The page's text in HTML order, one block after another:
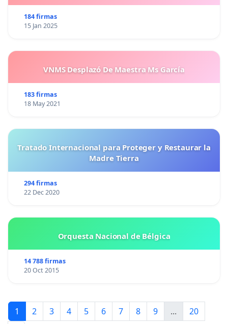
184 firmas
15 Jan 2025
VNMS Desplazó De Maestra Ms García
183 firmas
18 May 2021
Tratado Internacional para Proteger y Restaurar la
Madre Tierra
294 firmas
22 Dec 2020
Orquesta Nacional de Bélgica
14 788 firmas
20 Oct 2015
1 2 3 4 5 6 7 8 9 ...
20